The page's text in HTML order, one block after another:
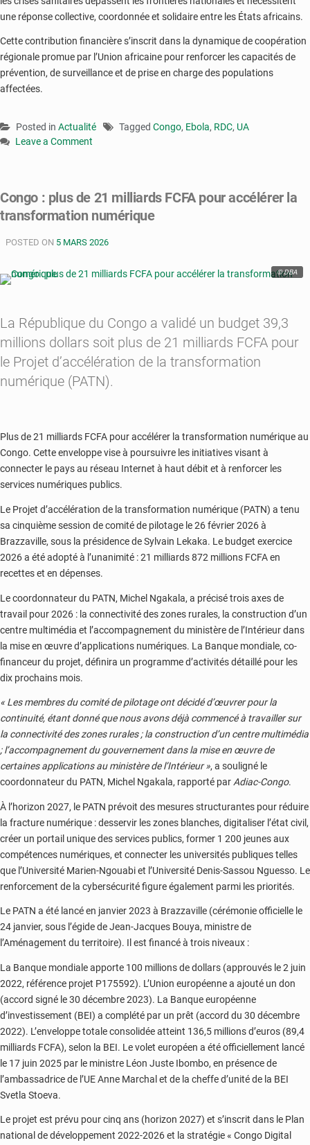
une réponse collective, coordonnée et solidaire entre les États africains.
Cette contribution financière s’inscrit dans la dynamique de coopération
régionale promue par l’Union africaine pour renforcer les capacités de
prévention, de surveillance et de prise en charge des populations
affectées.
Posted in Actualité Tagged Congo, Ebola, RDC, UA
Leave a Comment
Ebola
:
Congo
un
dollars
pour
soutenir
la
RDC
Congo : plus de 21 milliards FCFA pour accélérer la
transformation numérique
POSTED ON 5 MARS 2026
© DBA
La République du Congo a validé un budget 39,3
millions dollars soit plus de 21 milliards FCFA pour
le Projet d’accélération de la transformation
numérique (PATN).
Plus de 21 milliards FCFA pour accélérer la transformation numérique au
Congo. Cette enveloppe vise à poursuivre les initiatives visant à
connecter le pays au réseau Internet à haut débit et à renforcer les
services numériques publics.
Le Projet d’accélération de la transformation numérique (PATN) a tenu
sa cinquième session de comité de pilotage le 26 février 2026 à
Brazzaville, sous la présidence de Sylvain Lekaka. Le budget exercice
2026 a été adopté à l’unanimité : 21 milliards 872 millions FCFA en
recettes et en dépenses.
Le coordonnateur du PATN, Michel Ngakala, a précisé trois axes de
travail pour 2026 : la connectivité des zones rurales, la construction d’un
centre multimédia et l’accompagnement du ministère de l’Intérieur dans
la mise en œuvre d’applications numériques. La Banque mondiale, co-
financeur du projet, définira un programme d’activités détaillé pour les
dix prochains mois.
« Les membres du comité de pilotage ont décidé d’œuvrer pour la
continuité, étant donné que nous avons déjà commencé à travailler sur
la connectivité des zones rurales ; la construction d’un centre multimédia
; l’accompagnement du gouvernement dans la mise en œuvre de
certaines applications au ministère de l’Intérieur », a souligné le
coordonnateur du PATN, Michel Ngakala, rapporté par Adiac-Congo.
À l’horizon 2027, le PATN prévoit des mesures structurantes pour réduire
la fracture numérique : desservir les zones blanches, digitaliser l’état civil,
créer un portail unique des services publics, former 1 200 jeunes aux
compétences numériques, et connecter les universités publiques telles
que l’Université Marien-Ngouabi et l’Université Denis-Sassou Nguesso. Le
renforcement de la cybersécurité figure également parmi les priorités.
Le PATN a été lancé en janvier 2023 à Brazzaville (cérémonie officielle le
24 janvier, sous l’égide de Jean-Jacques Bouya, ministre de
l’Aménagement du territoire). Il est financé à trois niveaux :
La Banque mondiale apporte 100 millions de dollars (approuvés le 2 juin
2022, référence projet P175592). L’Union européenne a ajouté un don
(accord signé le 30 décembre 2023). La Banque européenne
d’investissement (BEI) a complété par un prêt (accord du 30 décembre
2022). L’enveloppe totale consolidée atteint 136,5 millions d’euros (89,4
milliards FCFA), selon la BEI. Le volet européen a été officiellement lancé
le 17 juin 2025 par le ministre Léon Juste Ibombo, en présence de
l’ambassadrice de l’UE Anne Marchal et de la cheffe d’unité de la BEI
Svetla Stoeva.
Le projet est prévu pour cinq ans (horizon 2027) et s’inscrit dans le Plan
national de développement 2022-2026 et la stratégie « Congo Digital